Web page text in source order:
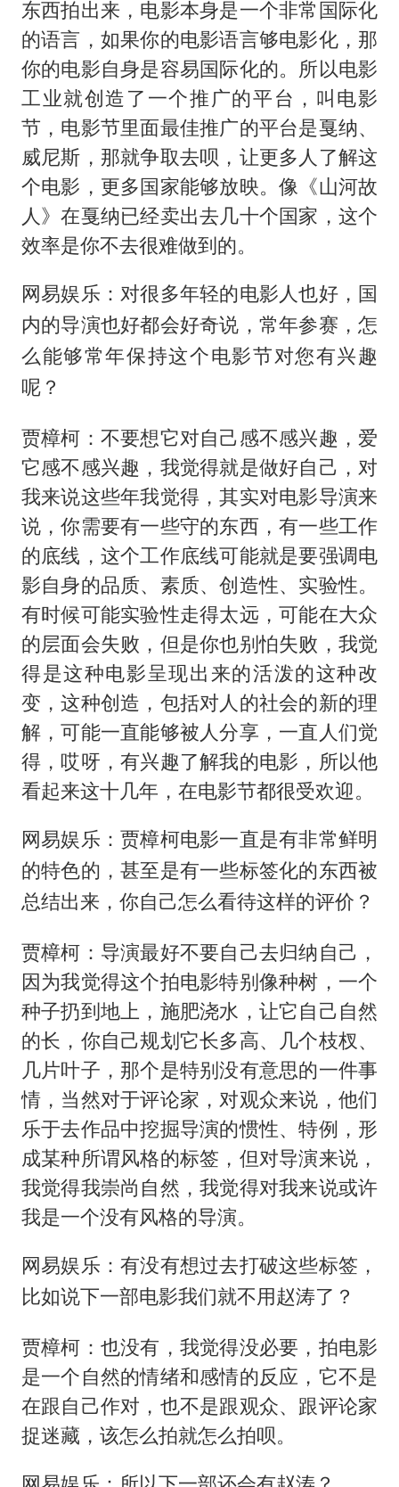
东西拍出来，电影本身是一个非常国际化
的语言，如果你的电影语言够电影化，那
你的电影自身是容易国际化的。所以电影
工业就创造了一个推广的平台，叫电影
节，电影节里面最佳推广的平台是戛纳、
威尼斯，那就争取去呗，让更多人了解这
个电影，更多国家能够放映。像《山河故
人》在戛纳已经卖出去几十个国家，这个
效率是你不去很难做到的。
网易娱乐：对很多年轻的电影人也好，国
内的导演也好都会好奇说，常年参赛，怎
么能够常年保持这个电影节对您有兴趣
呢？
贾樟柯：不要想它对自己感不感兴趣，爱
它感不感兴趣，我觉得就是做好自己，对
我来说这些年我觉得，其实对电影导演来
说，你需要有一些守的东西，有一些工作
的底线，这个工作底线可能就是要强调电
影自身的品质、素质、创造性、实验性。
有时候可能实验性走得太远，可能在大众
的层面会失败，但是你也别怕失败，我觉
得是这种电影呈现出来的活泼的这种改
变，这种创造，包括对人的社会的新的理
解，可能一直能够被人分享，一直人们觉
得，哎呀，有兴趣了解我的电影，所以他
看起来这十几年，在电影节都很受欢迎。
网易娱乐：贾樟柯电影一直是有非常鲜明
的特色的，甚至是有一些标签化的东西被
总结出来，你自己怎么看待这样的评价？
贾樟柯：导演最好不要自己去归纳自己，
因为我觉得这个拍电影特别像种树，一个
种子扔到地上，施肥浇水，让它自己自然
的长，你自己规划它长多高、几个枝杈、
几片叶子，那个是特别没有意思的一件事
情，当然对于评论家，对观众来说，他们
乐于去作品中挖掘导演的惯性、特例，形
成某种所谓风格的标签，但对导演来说，
我觉得我崇尚自然，我觉得对我来说或许
我是一个没有风格的导演。
网易娱乐：有没有想过去打破这些标签，
比如说下一部电影我们就不用赵涛了？
贾樟柯：也没有，我觉得没必要，拍电影
是一个自然的情绪和感情的反应，它不是
在跟自己作对，也不是跟观众、跟评论家
捉迷藏，该怎么拍就怎么拍呗。